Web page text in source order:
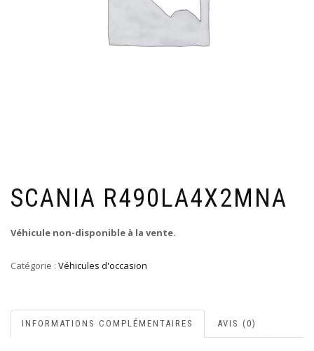
SCANIA R490LA4X2MNA
Véhicule non-disponible à la vente.
Catégorie : Véhicules d'occasion
INFORMATIONS COMPLÉMENTAIRES AVIS (0)